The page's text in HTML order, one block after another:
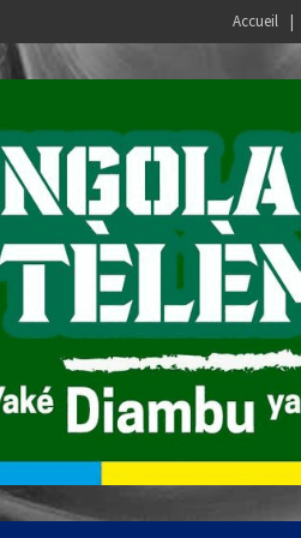
Accueil